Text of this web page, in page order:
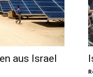
aus Israel